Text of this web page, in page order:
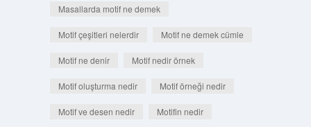
Masallarda motif ne demek
Motif çeşitleri nelerdir Motif ne demek cümle
Motif ne denir Motif nedir örnek
Motif oluşturma nedir Motif örneği nedir
Motif ve desen nedir Motifin nedir